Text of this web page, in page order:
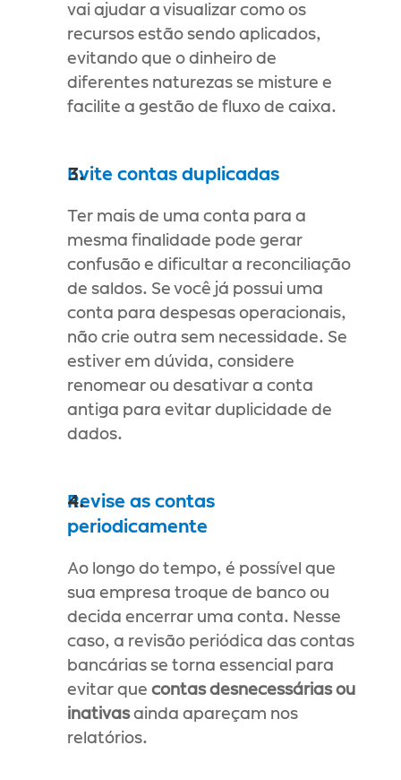
vai ajudar a visualizar como os
recursos estão sendo aplicados,
evitando que o dinheiro de
diferentes naturezas se misture e
facilite a gestão de fluxo de caixa.
Evite contas duplicadas
Ter mais de uma conta para a
mesma finalidade pode gerar
confusão e dificultar a reconciliação
de saldos. Se você já possui uma
conta para despesas operacionais,
não crie outra sem necessidade. Se
estiver em dúvida, considere
renomear ou desativar a conta
antiga para evitar duplicidade de
dados.
Revise as contas
periodicamente
Ao longo do tempo, é possível que
sua empresa troque de banco ou
decida encerrar uma conta. Nesse
caso, a revisão periódica das contas
bancárias se torna essencial para
evitar que contas desnecessárias ou
inativas ainda apareçam nos
relatórios.